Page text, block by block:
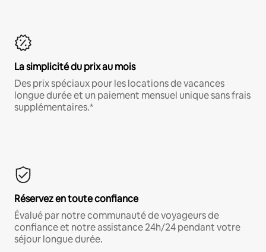
La simplicité du prix au mois
Des prix spéciaux pour les locations de vacances
longue durée et un paiement mensuel unique sans frais
supplémentaires.*
Réservez en toute confiance
Évalué par notre communauté de voyageurs de
confiance et notre assistance 24h/24 pendant votre
séjour longue durée.